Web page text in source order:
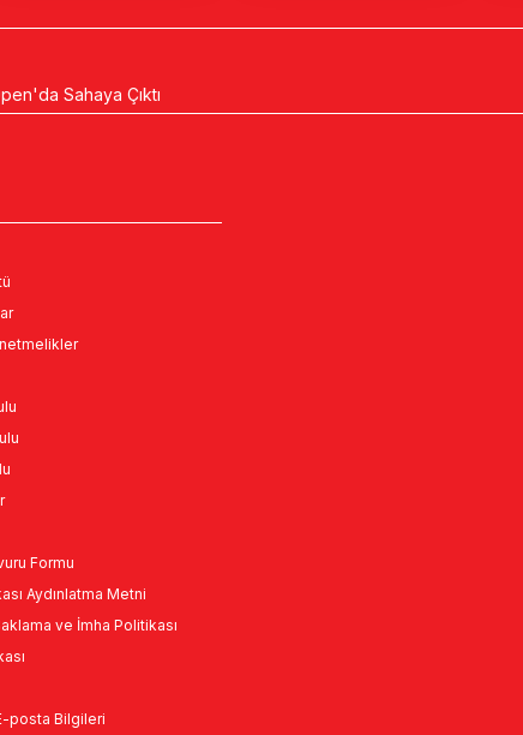
Sahaya Çıktı
Formu
Aydınlatma Metni
ve İmha Politikası
posta Bilgileri